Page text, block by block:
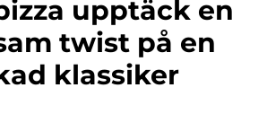
upptäck en
twist på en
klassiker